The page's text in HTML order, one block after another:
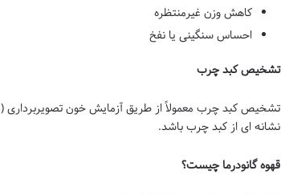
کاهش وزن غیرمنتظره
احساس سنگینی یا نفخ
تشخیص کبد چرب
تشخیص کبد چرب معمولاً از طریق آزمایش خون تصویربرداری
نشانه ای از کبد چرب باشد.
قهوه گانودرما چیست؟